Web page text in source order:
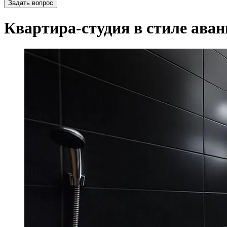
Задать вопрос
Квартира-студия в стиле